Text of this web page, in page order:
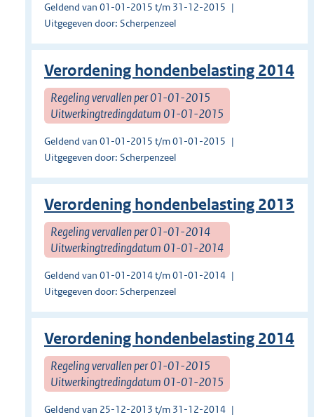
Geldend van 01-01-2015 t/m 31-12-2015
Uitgegeven door: Scherpenzeel
Verordening hondenbelasting 2014
Regeling vervallen per 01-01-2015
Uitwerkingtredingdatum 01-01-2015
Geldend van 01-01-2015 t/m 01-01-2015
Uitgegeven door: Scherpenzeel
Verordening hondenbelasting 2013
Regeling vervallen per 01-01-2014
Uitwerkingtredingdatum 01-01-2014
Geldend van 01-01-2014 t/m 01-01-2014
Uitgegeven door: Scherpenzeel
Verordening hondenbelasting 2014
Regeling vervallen per 01-01-2015
Uitwerkingtredingdatum 01-01-2015
Geldend van 25-12-2013 t/m 31-12-2014